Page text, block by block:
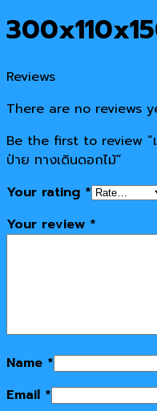
Reviews
There are no reviews
Be the first to review “
ป่าย ทางเดินดอกไม้”
Your rating *
Your review *
Name *
Email *